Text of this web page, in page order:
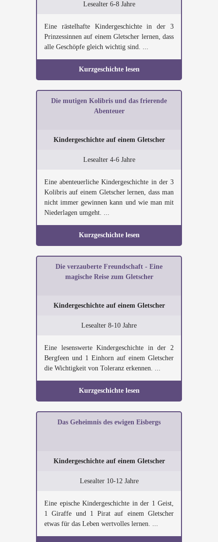
Lesealter 6-8 Jahre
Eine rästelhafte Kindergeschichte in der 3
Prinzessinnen auf einem Gletscher lernen, dass
alle Geschöpfe gleich wichtig sind. ...
Kurzgeschichte lesen
Die mutigen Kolibris und das frierende
Abenteuer
Kindergeschichte auf einem Gletscher
Lesealter 4-6 Jahre
Eine abenteuerliche Kindergeschichte in der 3
Kolibris auf einem Gletscher lernen, dass man
nicht immer gewinnen kann und wie man mit
Niederlagen umgeht. ...
Kurzgeschichte lesen
Die verzauberte Freundschaft - Eine
magische Reise zum Gletscher
Kindergeschichte auf einem Gletscher
Lesealter 8-10 Jahre
Eine lesenswerte Kindergeschichte in der 2
Bergfeen und 1 Einhorn auf einem Gletscher
die Wichtigkeit von Toleranz erkennen. ...
Kurzgeschichte lesen
Das Geheimnis des ewigen Eisbergs
Kindergeschichte auf einem Gletscher
Lesealter 10-12 Jahre
Eine epische Kindergeschichte in der 1 Geist,
1 Giraffe und 1 Pirat auf einem Gletscher
etwas für das Leben wertvolles lernen. ...